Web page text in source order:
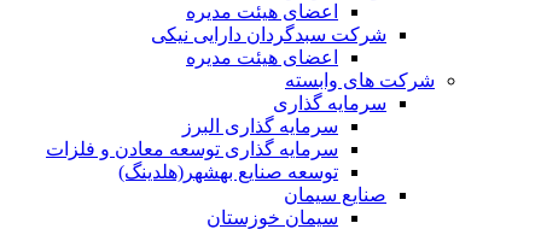
اعضای هیئت مدیره
شرکت سبدگردان دارایی نیکی
اعضای هیئت مدیره
شرکت های وابسته
سرمایه گذاری
سرمایه گذاری البرز
سرمایه گذاری توسعه معادن و فلزات
توسعه‌ صنایع‌ بهشهر(هلدینگ)
صنایع سیمان
سیمان خوزستان